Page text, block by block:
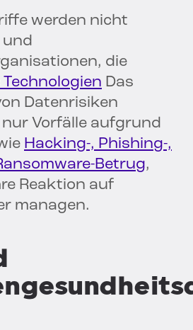
werden nicht
und
die
Das
Datenrisiken
Vorfälle aufgrund
Hacking-, Phishing-,
Betrug,
Reaktion auf
managen.